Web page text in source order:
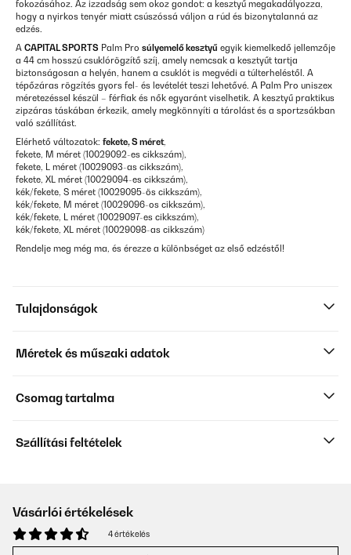
fokozásához. Az izzadság sem okoz gondot: a kesztyű megakadályozza,
hogy a nyirkos tenyér miatt csúszóssá váljon a rúd és bizonytalanná az
edzés.
A CAPITAL SPORTS Palm Pro súlyemelő kesztyű egyik kiemelkedő jellemzője
a 44 cm hosszú csuklórögzítő szíj, amely nemcsak a kesztyűt tartja
biztonságosan a helyén, hanem a csuklót is megvédi a túlterheléstől. A
tépőzáras rögzítés gyors fel- és levételét teszi lehetővé. A Palm Pro uniszex
méretezéssel készül – férfiak és nők egyaránt viselhetik. A kesztyű praktikus
zipzáras táskában érkezik, amely megkönnyíti a tárolást és a sportzsákban
való szállítást.
Elérhető változatok: fekete, S méret,
fekete, M méret (10029092-es cikkszám),
fekete, L méret (10029093-as cikkszám),
fekete, XL méret (10029094-es cikkszám),
kék/fekete, S méret (10029095-ös cikkszám),
kék/fekete, M méret (10029096-os cikkszám),
kék/fekete, L méret (10029097-es cikkszám),
kék/fekete, XL méret (10029098-as cikkszám)
Rendelje meg még ma, és érezze a különbséget az első edzéstől!
Tulajdonságok
Méretek és műszaki adatok
Csomag tartalma
Szállítási feltételek
Vásárlói értékelések
4 értékelés